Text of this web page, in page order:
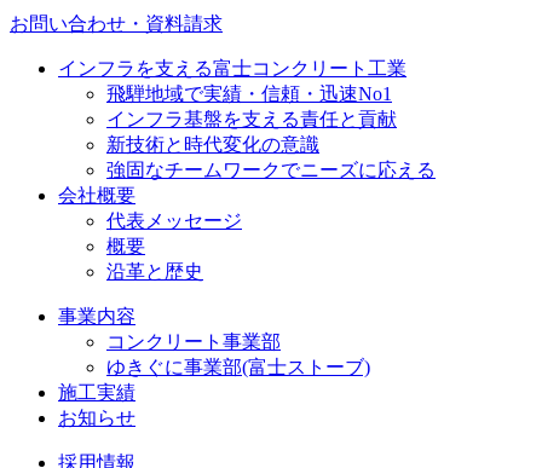
お問い合わせ・資料請求
インフラを支える富士コンクリート工業
飛騨地域で実績・信頼・迅速No1
インフラ基盤を支える責任と貢献
新技術と時代変化の意識
強固なチームワークでニーズに応える
会社概要
代表メッセージ
概要
沿革と歴史
事業内容
コンクリート事業部
ゆきぐに事業部(富士ストーブ)
施工実績
お知らせ
採用情報